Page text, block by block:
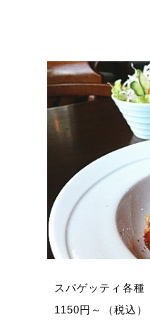
スパゲッティ各種
1150円～（税込）